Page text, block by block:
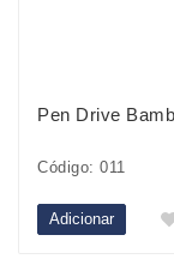
Pen Drive
Código: 011
Adicionar